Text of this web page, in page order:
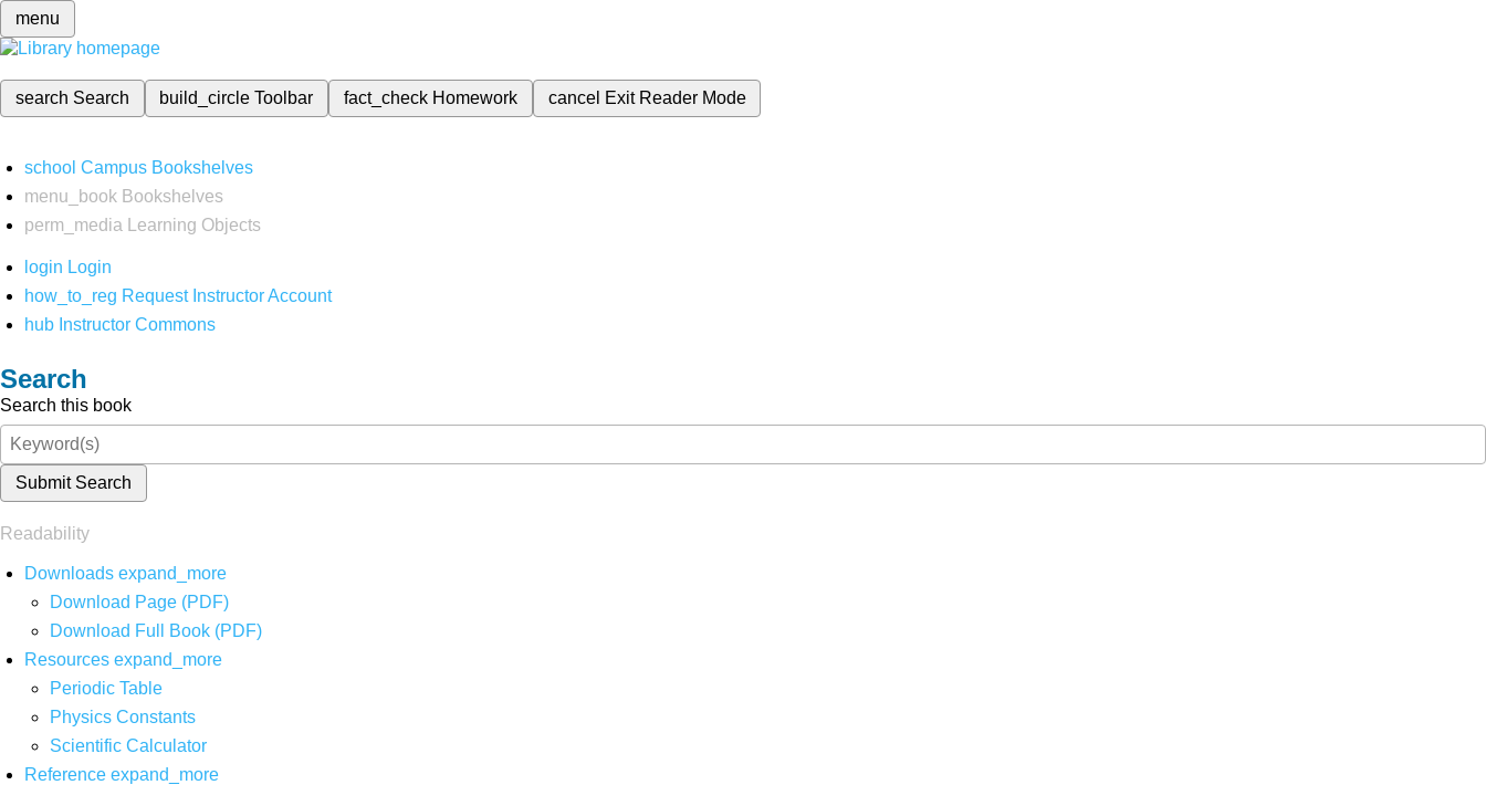
menu
search Search build_circleToolbar fact_check Homework cancel Exit Reader Mode
school Campus Bookshelves
menu_book Bookshelves
perm_media
Learning Objects
login Login
how_to_reg Request Instructor Account
hub Instructor Commons
Search
Search this book
Submit Search
Readability
Downloads expand_more
Download Page (PDF)
Download Full Book (PDF)
Resources expand_more
Periodic Table
Physics Constants
Scientific Calculator
Reference expand_more